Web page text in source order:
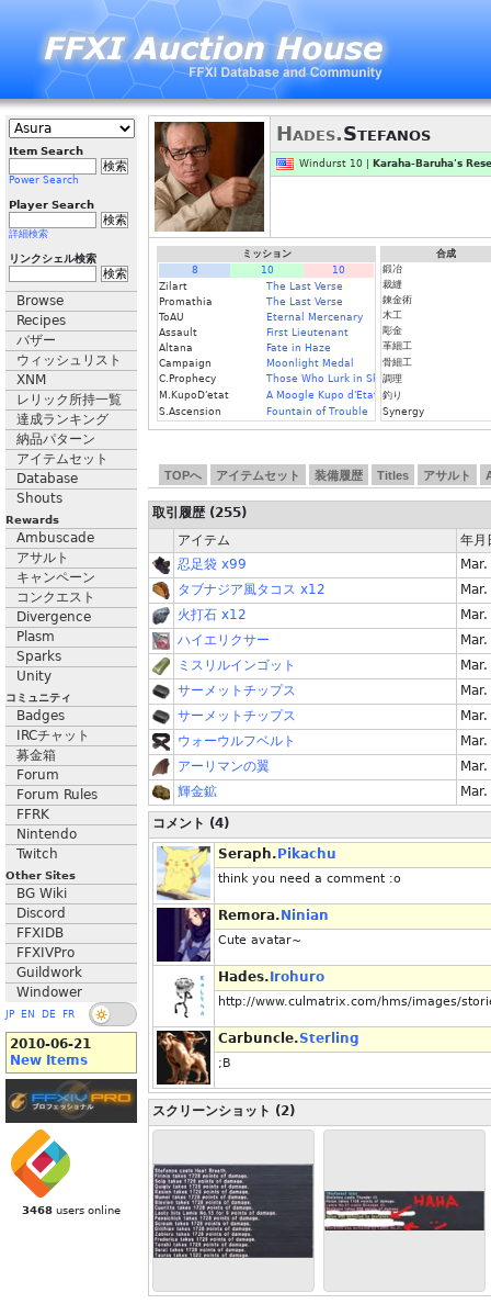
Item Search
Power Search
Player Search
詳細検索
リンクシェル検索
Browse
Recipes
バザー
ウィッシュリスト
XNM
レリック所持一覧
達成ランキング
納品パターン
アイテムセット
Database
Shouts
Rewards
Ambuscade
アサルト
キャンペーン
コンクエスト
Divergence
Plasm
Sparks
Unity
コミュニティ
Badges
IRCチャット
募金箱
Forum
Forum Rules
FFRK
Nintendo
Twitch
Other Sites
BG Wiki
Discord
FFXIDB
FFXIVPro
Guildwork
Windower
JP EN DE FR
2010-06-21
New Items
3468 users online
Hades.Stefanos
Windurst 10 | Karaha-Baruha's
ミッション
8
10
10
Zilart
The Last Verse
Promathia
The Last Verse
ToAU
Eternal Mercenary
Assault
First Lieutenant
Altana
Fate in Haze
Campaign
Moonlight Medal
C.Prophecy
Those Who Lurk in Shadows (II)
M.KupoD'etat
A Moogle Kupo d'Etat (Fin.)
S.Ascension
Fountain of Trouble
合成
鍛冶
裁縫
錬金術
木工
彫金
革細工
骨細工
調理
釣り
Synergy
TOPへ アイテムセット 装備履歴 Titles アサルト
取引履歴 (255)
アイテム
年月
忍足袋 x99
タブナジア風タコス x12
火打石 x12
ハイエリクサー
ミスリルインゴット
サーメットチップス
サーメットチップス
ウォーウルフベルト
アーリマンの翼
輝金鉱
コメント (4)
Seraph. Pikachu
think you need a comment :o
Remora. Ninian
Cute avatar~
Hades. Irohuro
http://www.culmatrix.com/hms/images/
Carbuncle.Sterling
;B
スクリーンショット (2)